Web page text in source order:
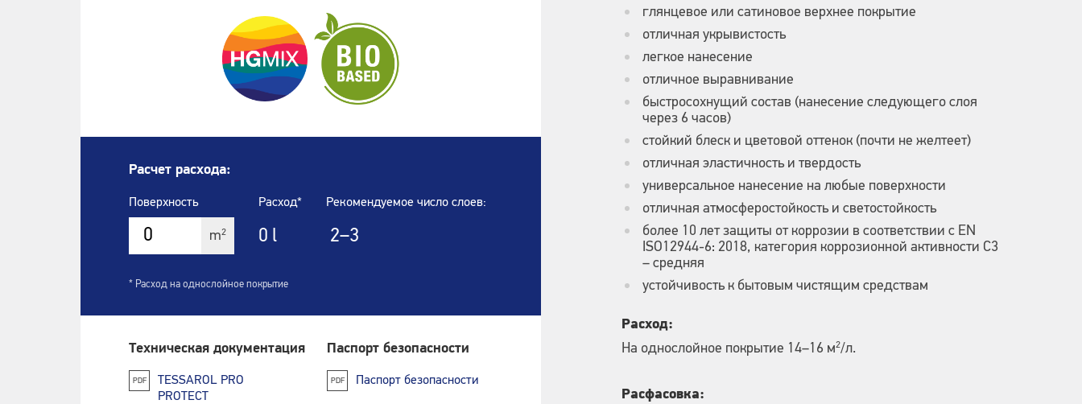
Расчет расхода:
Поверхность
m2
Расход*
0 l
Рекомендуемое число слоев:
2–3
* Расход на однослойное покрытие
Техническая документация
PDF
TESSAROL PRO
PROTECT
Паспорт безопасности
PDF Паспорт безопасности
глянцевое или сатиновое верхнее покрытие
отличная укрывистость
легкое нанесение
отличное выравнивание
быстросохнущий состав (нанесение следующего слоя
через 6 часов)
стойкий блеск и цветовой оттенок (почти не желтеет)
отличная эластичность и твердость
универсальное нанесение на любые поверхности
отличная атмосферостойкость и светостойкость
более 10 лет защиты от коррозии в соответствии с EN
ISO12944-6: 2018, категория коррозионной активности C3
– средняя
устойчивость к бытовым чистящим средствам
Расход:
На однослойное покрытие 14–16 м2/л.
Расфасовка: